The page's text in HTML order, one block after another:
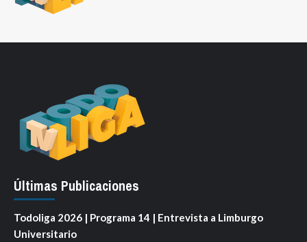
Últimas Publicaciones
Todoliga 2026 | Programa 14 | Entrevista a Limburgo
Universitario